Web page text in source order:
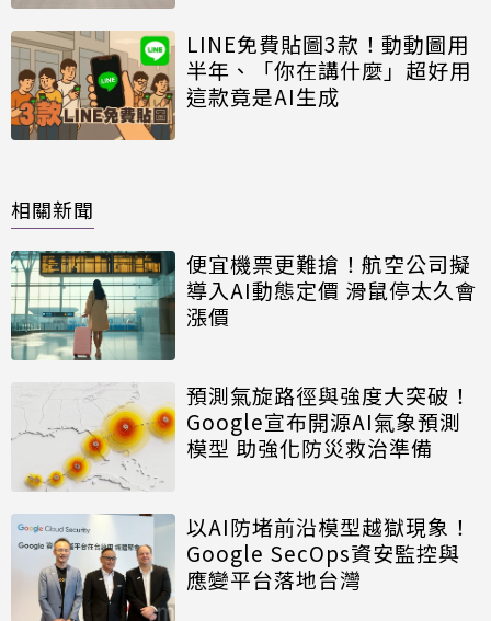
LINE免費貼圖3款！動動圖用
半年、「你在講什麼」超好用
這款竟是AI生成
相關新聞
便宜機票更難搶！航空公司擬
導入AI動態定價 滑鼠停太久會
漲價
預測氣旋路徑與強度大突破！
Google宣布開源AI氣象預測
模型 助強化防災救治準備
以AI防堵前沿模型越獄現象！
Google SecOps資安監控與
應變平台落地台灣